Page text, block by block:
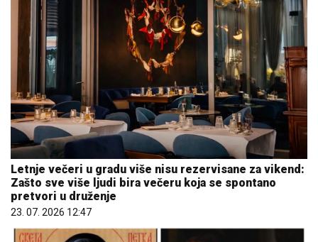
Letnje večeri u gradu više nisu rezervisane za vikend:
Zašto sve više ljudi bira večeru koja se spontano
pretvori u druženje
23. 07. 2026 12:47